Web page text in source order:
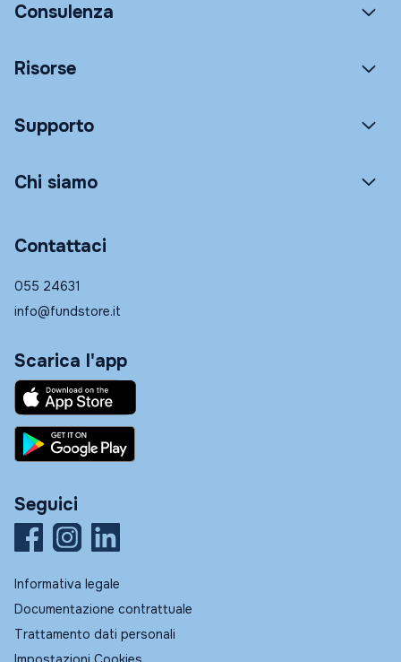
Consulenza
Risorse
Supporto
Chi siamo
Contattaci
055 24631
info@fundstore.it
Scarica l'app
Seguici
Informativa legale
Documentazione contrattuale
Trattamento dati personali